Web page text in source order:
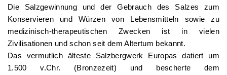
Die Salzgewinnung und der Gebrauch des Salzes zum
Konservieren und Würzen von Lebensmitteln sowie zu
medizinisch-therapeutischen Zwecken ist in vielen
Zivilisationen und schon seit dem Altertum bekannt.
Das vermutlich älteste Salzbergwerk Europas datiert um
1.500 v.Chr. (Bronzezeit) und bescherte dem